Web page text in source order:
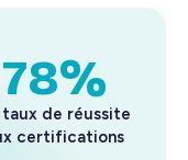
78%
de réussite
certifications